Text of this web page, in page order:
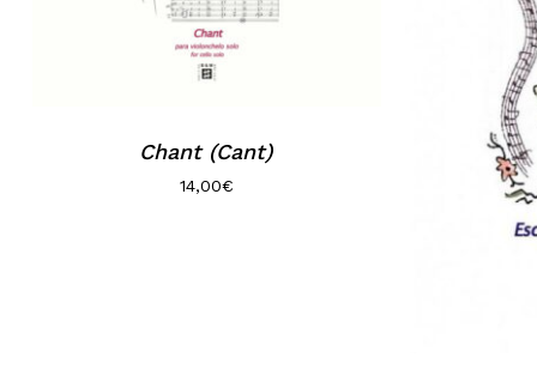
Chant (Cant)
14,00€